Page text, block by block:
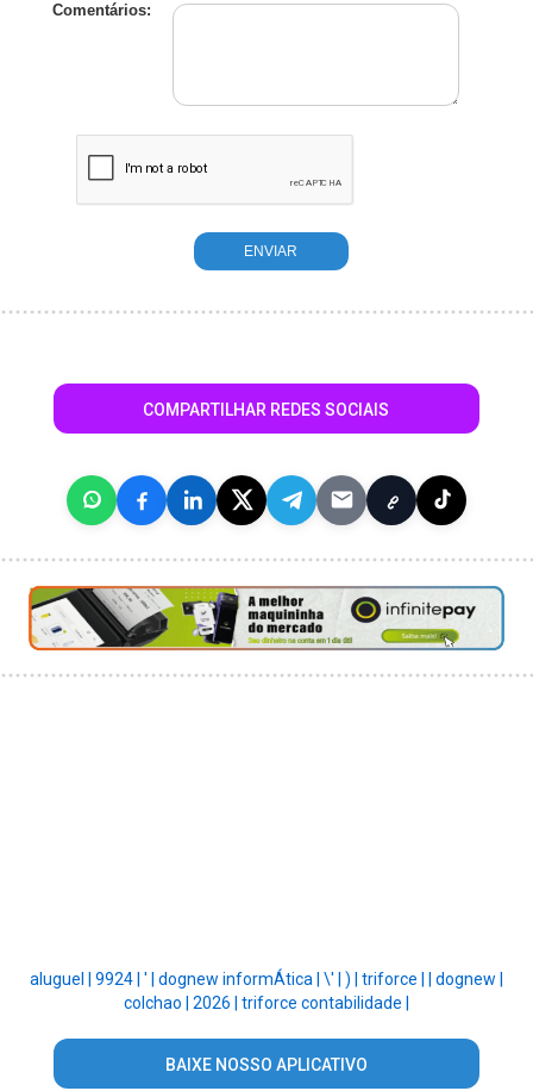
Comentários:
COMPARTILHAR REDES SOCIAIS
aluguel | 9924 | ' | dognew informÁtica | \' | ) | triforce |
dognew |
colchao | 2026 | triforce contabilidade |
BAIXE NOSSO APLICATIVO